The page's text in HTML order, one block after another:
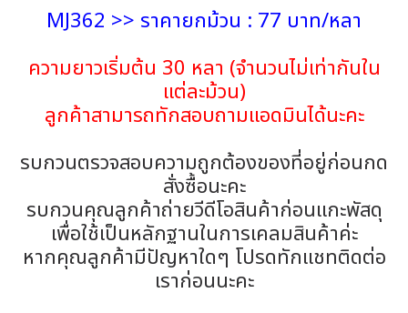
MJ362 >> ราคายกม้วน : 77 บาท/หลา
ความยาวเริ่มต้น 30 หลา (จำนวนไม่เท่ากันใน
แต่ละม้วน)
ลูกค้าสามารถทักสอบถามแอดมินได้นะคะ
รบกวนตรวจสอบความถูกต้องของที่อยู่ก่อนกด
สั่งซื้อนะคะ
รบกวนคุณลูกค้าถ่ายวีดีโอสินค้าก่อนแกะพัสดุ
เพื่อใช้เป็นหลักฐานในการเคลมสินค้าค่ะ
หากคุณลูกค้ามีปัญหาใดๆ โปรดทักแชทติดต่อ
เราก่อนนะคะ